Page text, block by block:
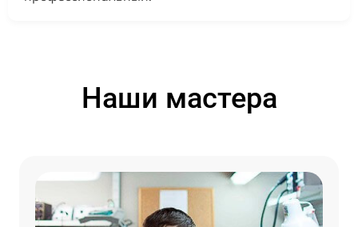
Наши мастера